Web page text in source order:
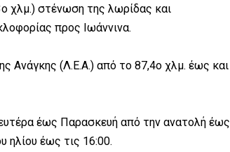
χλμ.) στένωση της λωρίδας και
προς Ιωάννινα.
Ανάγκης (Λ.Ε.Α.) από το 87,4ο χλμ. έως και
έως Παρασκευή από την ανατολή έως
ηλίου έως τις 16:00.